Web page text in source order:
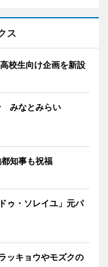
ス
校生向け企画を新設
みなとみらい
知事も祝福
ゥ・ソレイユ」元パ
ッキョウやモズクの